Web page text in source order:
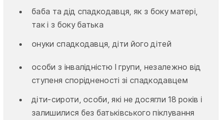
баба та дід спадкодавця, як з боку матері,
так і з боку батька
онуки спадкодавця, діти його дітей
особи з інвалідністю I групи, незалежно від
ступеня спорідненості зі спадкодавцем
діти-сироти, особи, які не досягли 18 років і
залишилися без батьківського піклування